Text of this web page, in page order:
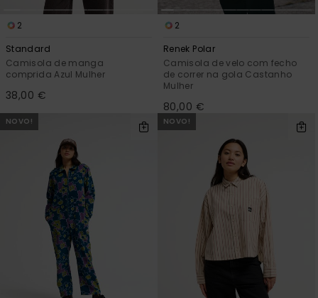
2
Standard
Camisola de manga
comprida Azul Mulher
38,00 €
2
Renek Polar
Camisola de velo com fecho
de correr na gola Castanho
Mulher
80,00 €
NOVO! NOVO!